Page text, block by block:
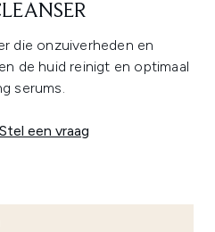
die onzuiverheden en
de huid reinigt en optimaal
serums.
Stel een vraag